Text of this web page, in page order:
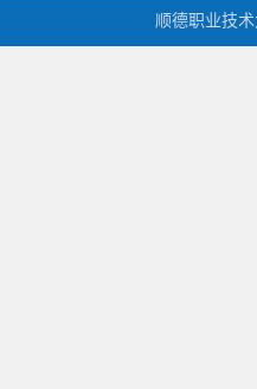
顺德职业技